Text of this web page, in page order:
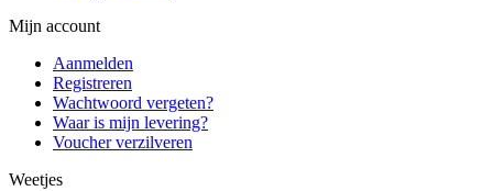
Mijn account
Aanmelden
Registreren
Wachtwoord vergeten?
Waar is mijn levering?
Voucher verzilveren
Weetjes